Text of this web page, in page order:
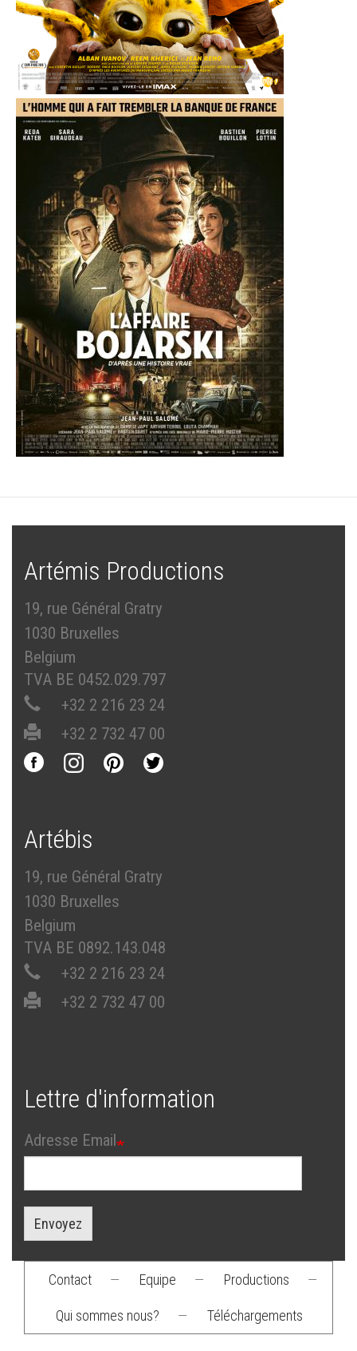
Artémis Productions
19, rue Général Gratry
1030 Bruxelles
Belgium
TVA BE 0452.029.797
+32 2 216 23 24
+32 2 732 47 00
Artébis
19, rue Général Gratry
1030 Bruxelles
Belgium
TVA BE 0892.143.048
+32 2 216 23 24
+32 2 732 47 00
Lettre d'information
Adresse Email
Envoyez
Footer
menu
Contact — Equipe — Productions —
Qui sommes nous? — Téléchargements